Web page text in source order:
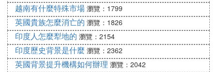
越南有什麼特殊市場 瀏覽：1799
英國貴族怎麼消亡的 瀏覽：1826
印度人怎麼犁地的 瀏覽：2154
印度歷史背景是什麼 瀏覽：2362
英國背景提升機構如何辦理 瀏覽：2042